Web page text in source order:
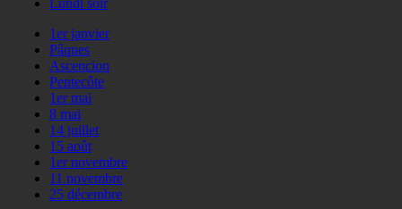
Lundi soir
1er janvier
Pâques
Ascencion
Pentecôte
1er mai
8 mai
14 juillet
15 août
1er novembre
11 novembre
25 décembre